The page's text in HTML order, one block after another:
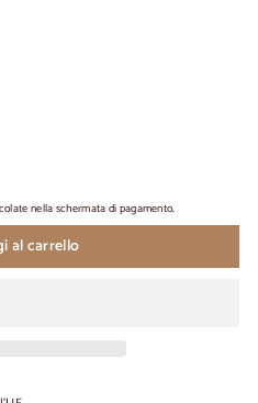
nella schermata di pagamento.
al carrello